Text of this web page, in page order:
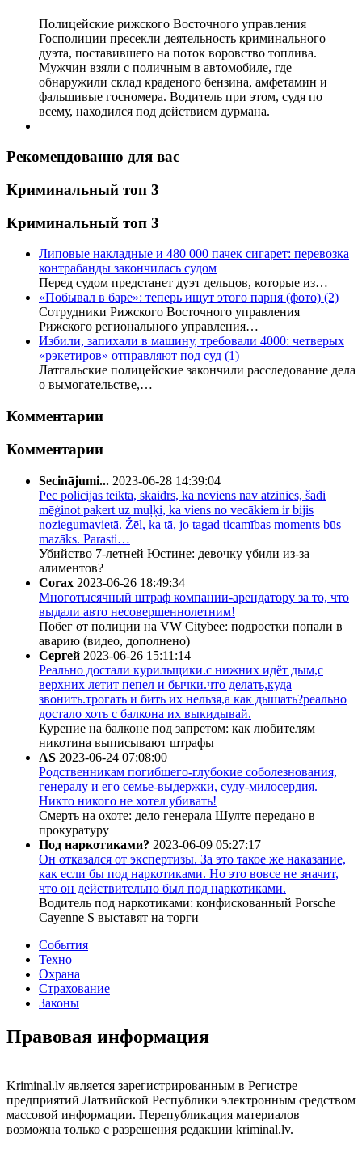
Полицейские рижского Восточного управления
Госполиции пресекли деятельность криминального
дуэта, поставившего на поток воровство топлива.
Мужчин взяли с поличным в автомобиле, где
обнаружили склад краденого бензина, амфетамин и
фальшивые госномера. Водитель при этом, судя по
всему, находился под действием дурмана.
Рекомендованно для вас
Криминальный топ 3
Криминальный топ 3
Липовые накладные и 480 000 пачек сигарет: перевозка
контрабанды закончилась судом
Перед судом предстанет дуэт дельцов, которые из…
«Побывал в баре»: теперь ищут этого парня (фото) (2)
Сотрудники Рижского Восточного управления
Рижского регионального управления…
Избили, запихали в машину, требовали 4000: четверых
«рэкетиров» отправляют под суд (1)
Латгальские полицейские закончили расследование дела
о вымогательстве,…
Комментарии
Комментарии
Secinājumi... 2023-06-28 14:39:04
Pēc policijas teiktā, skaidrs, ka neviens nav atzinies, šādi
mēģinot paķert uz muļķi, ka viens no vecākiem ir bijis
noziegumavietā. Žēl, ka tā, jo tagad ticamības moments būs
mazāks. Parasti…
Убийство 7-летней Юстине: девочку убили из-за
алиментов?
Corax 2023-06-26 18:49:34
Многотысячный штраф компании-арендатору за то, что
выдали авто несовершеннолетним!
Побег от полиции на VW Citybee: подростки попали в
аварию (видео, дополнено)
Сергей 2023-06-26 15:11:14
Реально достали курильщики.с нижних идёт дым,с
верхних летит пепел и бычки.что делать,куда
звонить.трогать и бить их нельзя,а как дышать?реально
достало хоть с балкона их выкидывай.
Курение на балконе под запретом: как любителям
никотина выписывают штрафы
AS 2023-06-24 07:08:00
Родственникам погибшего-глубокие соболезнования,
генералу и его семье-выдержки, суду-милосердия.
Никто никого не хотел убивать!
Смерть на охоте: дело генерала Шулте передано в
прокуратуру
Под наркотиками? 2023-06-09 05:27:17
Он отказался от экспертизы. За это такое же наказание,
как если бы под наркотиками. Но это вовсе не значит,
что он действительно был под наркотиками.
Водитель под наркотиками: конфискованный Porsche
Cayenne S выставят на торги
События
Техно
Охрана
Страхование
Законы
Правовая информация
Kriminal.lv является зарегистрированным в Регистре
предприятий Латвийской Республики электронным средством
массовой информации. Перепубликация материалов
возможна только с разрешения редакции kriminal.lv.